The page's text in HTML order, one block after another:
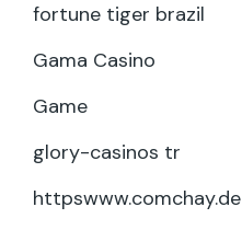
fortune tiger brazil
Gama Casino
Game
glory-casinos tr
httpswww.comchay.de